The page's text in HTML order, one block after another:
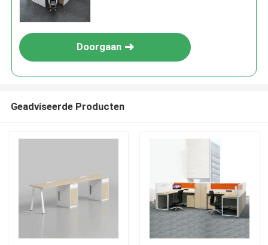
Doorgaan
Geadviseerde Producten